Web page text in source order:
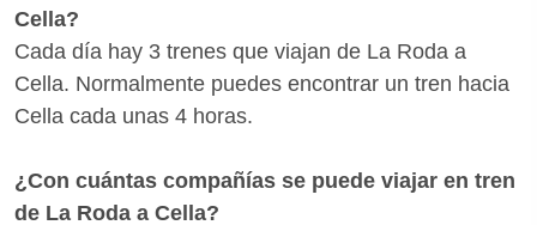
Cella?
Cada día hay 3 trenes que viajan de La Roda a
Cella. Normalmente puedes encontrar un tren hacia
Cella cada unas 4 horas.
¿Con cuántas compañías se puede viajar en tren
de La Roda a Cella?